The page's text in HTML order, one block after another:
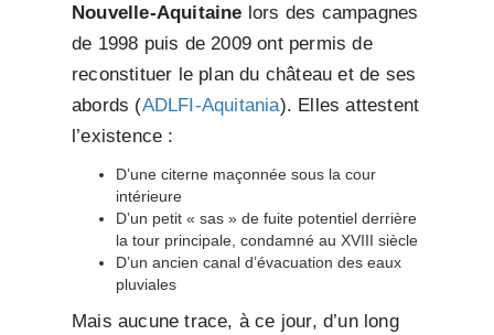
Nouvelle-Aquitaine lors des campagnes
de 1998 puis de 2009 ont permis de
reconstituer le plan du château et de ses
abords (ADLFI-Aquitania). Elles attestent
l’existence :
D’une citerne maçonnée sous la cour
intérieure
D’un petit « sas » de fuite potentiel derrière
la tour principale, condamné au XVIII siècle
D’un ancien canal d’évacuation des eaux
pluviales
Mais aucune trace, à ce jour, d’un long